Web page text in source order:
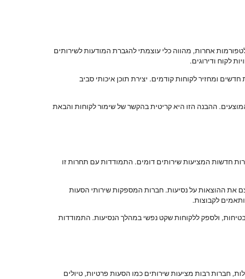
אחרות, מהווה כלי עוצמתי להגברת המודעות לשירותים
לקוח ודירוגים.
ומחזיר לקוחות קודמים. יצירת תוכן איכותי סביב
ההבנה הזו היא קריטית בהקשר של שימור לקוחות והבאת
חדשות המציעות שירותים דומים. התמודדות עם תחרות זו
את ההוצאות על נסיעות. חברות המספקות שירותי הסעות
לקבוצות.
ולספק ללקוחות שקט נפשי במהלך הנסיעות. התמודדות
חברות רבות מציעות שירותים כמו הסעות פרטיות, טיולים